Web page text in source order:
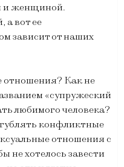
и женщиной.
а вот ее
зависит от наших
отношения? Как не
«супружеский
любимого человека?
конфликтные
отношения с
не хотелось завести